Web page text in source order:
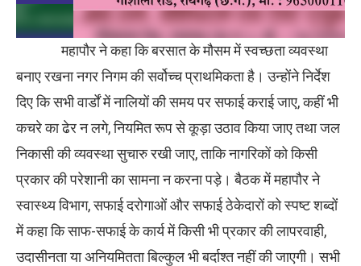
महापौर ने कहा कि बरसात के मौसम में स्वच्छता व्यवस्था
बनाए रखना नगर निगम की सर्वोच्च प्राथमिकता है। उन्होंने निर्देश
दिए कि सभी वार्डों में नालियों की समय पर सफाई कराई जाए, कहीं भी
कचरे का ढेर न लगे, नियमित रूप से कूड़ा उठाव किया जाए तथा जल
निकासी की व्यवस्था सुचारु रखी जाए, ताकि नागरिकों को किसी
प्रकार की परेशानी का सामना न करना पड़े। बैठक में महापौर ने
स्वास्थ्य विभाग, सफाई दरोगाओं और सफाई ठेकेदारों को स्पष्ट शब्दों
में कहा कि साफ-सफाई के कार्य में किसी भी प्रकार की लापरवाही,
उदासीनता या अनियमितता बिल्कुल भी बर्दाश्त नहीं की जाएगी। सभी